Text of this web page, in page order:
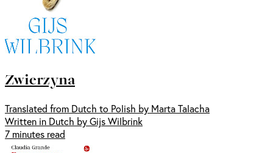
Zwierzyna
Translated from Dutch to Polish by Marta Talacha
Written in Dutch by Gijs Wilbrink
7 minutes read